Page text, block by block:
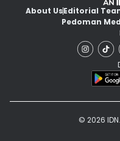
About UsEditorial
Pedoman
© 2026